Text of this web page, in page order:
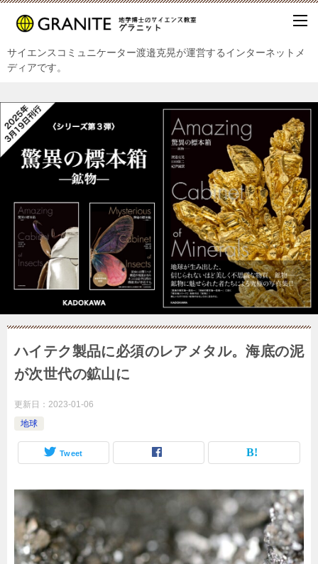
サイエンスコミュニケーター渡邉克晃が運営するインターネットメ
ディアです。
ハイテク製品に必須のレアメタル。海底の泥
が次世代の鉱山に
更新日： 2023-01-06
地球
Tweet